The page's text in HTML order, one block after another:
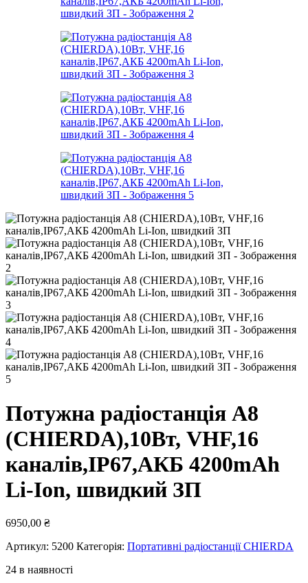
Потужна радіостанція A8
(CHIERDA),10Вт, VHF,16
каналів,IP67,АКБ 4200mAh
Li-Ion, швидкий ЗП
6950,00 ₴
Артикул: 5200 Категорія: Портативні радіостанції CHIERDA
24 в наявності